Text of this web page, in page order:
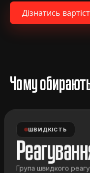
Дізнатись
Чому
ШВИДКІСТЬ
Група швидкого